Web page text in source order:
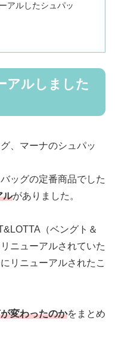
アルしたシュパッ
アルしました
、マーナのシュパッ
ッグの定番商品でした
ルがありました。
（ベングト＆
ニューアルされていた
リニューアルされたこ
変わったのかをまとめ